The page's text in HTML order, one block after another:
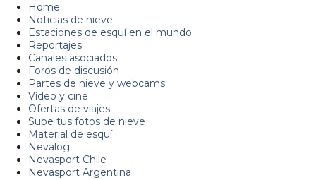
Home
Noticias de nieve
Estaciones de esquí en el mundo
Reportajes
Canales asociados
Foros de discusión
Partes de nieve y webcams
Vídeo y cine
Ofertas de viajes
Sube tus fotos de nieve
Material de esquí
Nevalog
Nevasport Chile
Nevasport Argentina